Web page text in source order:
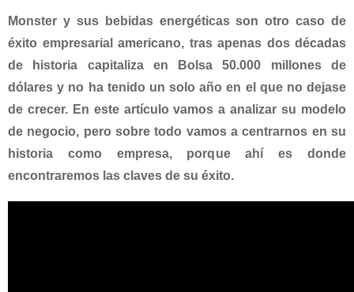
Monster y sus bebidas energéticas son otro caso de
éxito empresarial americano, tras apenas dos décadas
de historia capitaliza en Bolsa 50.000 millones de
dólares y no ha tenido un solo año en el que no dejase
de crecer. En este artículo vamos a analizar su modelo
de negocio, pero sobre todo vamos a centrarnos en su
historia como empresa, porque ahí es donde
encontraremos las claves de su éxito.